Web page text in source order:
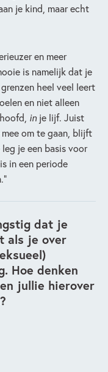
je kind, maar echt
en meer
is namelijk dat je
heel veel leert
en niet alleen
inje lijf. Juist
om te gaan, blijft
je een basis voor
in een periode
dat je
als je over
Hoe denken
jullie hierover